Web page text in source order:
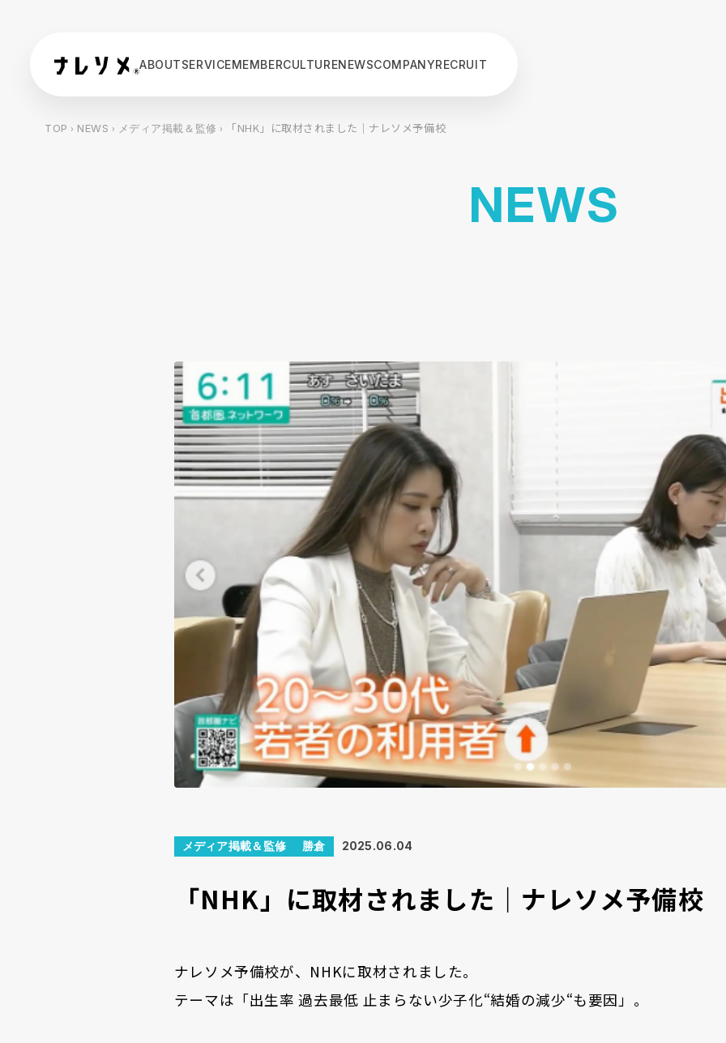
ABOUTSERVICEMEMBERCULTURENEWSCOMPANYRECRUIT
TOP › NEWS › メディア掲載＆監修 › 「NHK」に取材されました｜ナレソメ予備校
NEWS
メディア掲載＆監修 勝倉 2025.06.04
「NHK」に取材されました｜ナレソメ予備校
ナレソメ予備校が、NHKに取材されました。
テーマは「出生率 過去最低 止まらない少子化“結婚の減少“も要因」。